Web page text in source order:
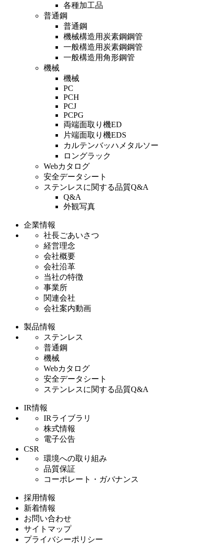
各種加工品
普通鋼
普通鋼
機械構造用炭素鋼鋼管
一般構造用炭素鋼鋼管
一般構造用角形鋼管
機械
機械
PC
PCH
PCJ
PCPG
両端面取り機ED
片端面取り機EDS
カルテンバッハメタルソー
ロングラック
Webカタログ
安全データシート
ステンレスに関する品質Q&A
Q&A
外観写真
企業情報
社長ごあいさつ
経営理念
会社概要
会社沿革
当社の特徴
事業所
関連会社
会社案内動画
製品情報
ステンレス
普通鋼
機械
Webカタログ
安全データシート
ステンレスに関する品質Q&A
IR情報
IRライブラリ
株式情報
電子公告
CSR
環境への取り組み
品質保証
コーポレート・ガバナンス
採用情報
新着情報
お問い合わせ
サイトマップ
プライバシーポリシー